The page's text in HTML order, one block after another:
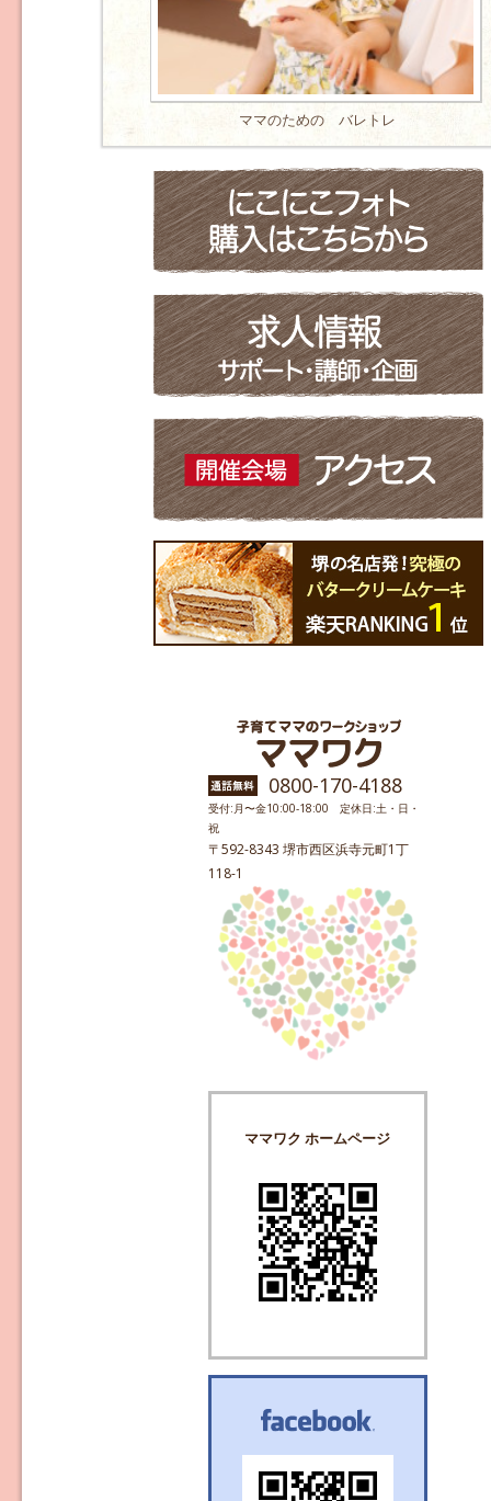
ママのための バレトレ
0800-170-4188
受付:月〜金10:00-18:00 定休日:土・日・
祝
〒592-8343 堺市西区浜寺元町1丁
118-1
ママワク ホームページ